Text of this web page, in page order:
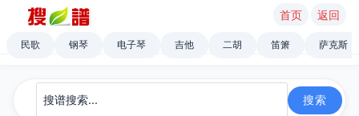
首页 返回
民歌 钢琴 电子琴 吉他 二胡 笛箫 萨克斯